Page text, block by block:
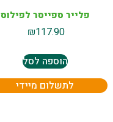
פלייר ספייסר לפילוס
₪117.90
הוספה לסל
לתשלום מיידי